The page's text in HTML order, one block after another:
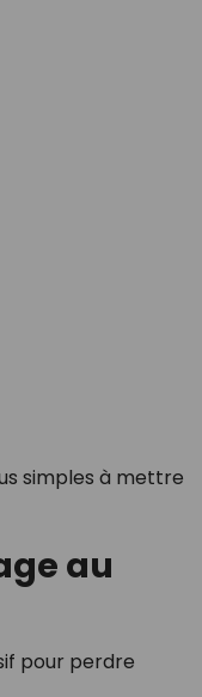
simples à mettre
au
pour perdre